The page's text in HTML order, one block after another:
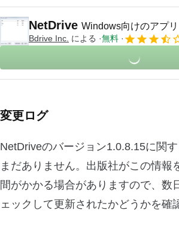
NetDrive Windows向けのアプリ
Bdrive Inc. による 無料
変更ログ
NetDriveのバージョン1.0.8.15に関
まだありません。出版社がこの情報
間がかかる場合がありますので、数
ェックして更新されたかどうかを確